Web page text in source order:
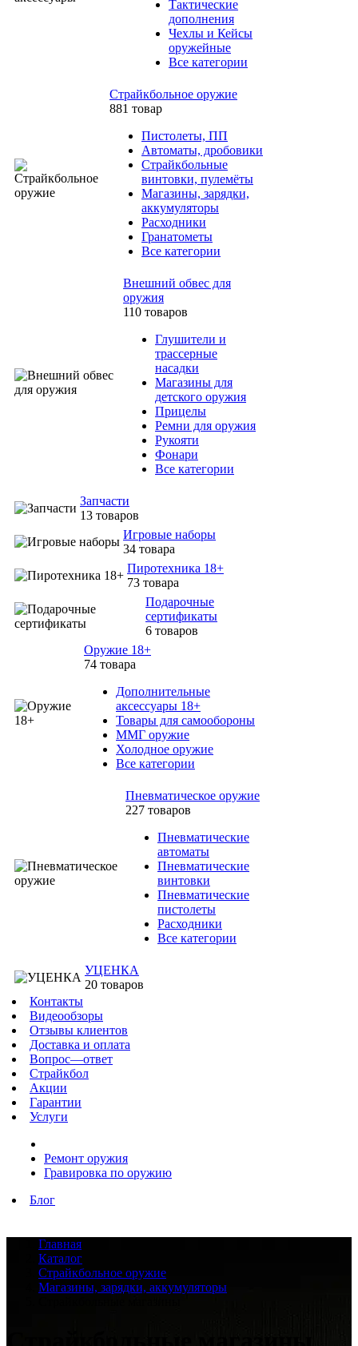
Тактические
дополнения
Чехлы и Кейсы
оружейные
Все категории
Страйкбольное оружие
881 товар
Пистолеты, ПП
Автоматы, дробовики
Страйкбольные
винтовки, пулемёты
Магазины, зарядки,
аккумуляторы
Расходники
Гранатометы
Все категории
Внешний обвес для
оружия
110 товаров
Глушители и
трассерные
насадки
Магазины для
детского оружия
Прицелы
Ремни для оружия
Рукояти
Фонари
Все категории
Запчасти
13 товаров
Игровые наборы
34 товара
Пиротехника 18+
73 товара
Подарочные
сертификаты
6 товаров
Оружие 18+
74 товара
Дополнительные
аксессуары 18+
Товары для самообороны
ММГ оружие
Холодное оружие
Все категории
Пневматическое оружие
227 товаров
Пневматические
автоматы
Пневматические
винтовки
Пневматические
пистолеты
Расходники
Все категории
УЦЕНКА
20 товаров
Контакты
Видеообзоры
Отзывы клиентов
Доставка и оплата
Вопрос—ответ
Страйкбол
Акции
Гарантии
Услуги
Ремонт оружия
Гравировка по оружию
Блог
Главная
Каталог
Страйкбольное оружие
Магазины, зарядки, аккумуляторы